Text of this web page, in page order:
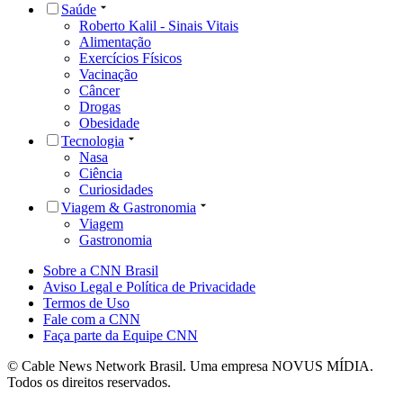
Saúde
Roberto Kalil - Sinais Vitais
Alimentação
Exercícios Físicos
Vacinação
Câncer
Drogas
Obesidade
Tecnologia
Nasa
Ciência
Curiosidades
Viagem & Gastronomia
Viagem
Gastronomia
Sobre a CNN Brasil
Aviso Legal e Política de Privacidade
Termos de Uso
Fale com a CNN
Faça parte da Equipe CNN
© Cable News Network Brasil. Uma empresa NOVUS MÍDIA.
Todos os direitos reservados.